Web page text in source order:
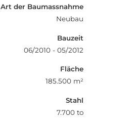
Art der Baumassnahme
Neubau
Bauzeit
06/2010 - 05/2012
Fläche
185.500 m²
Stahl
7.700 to